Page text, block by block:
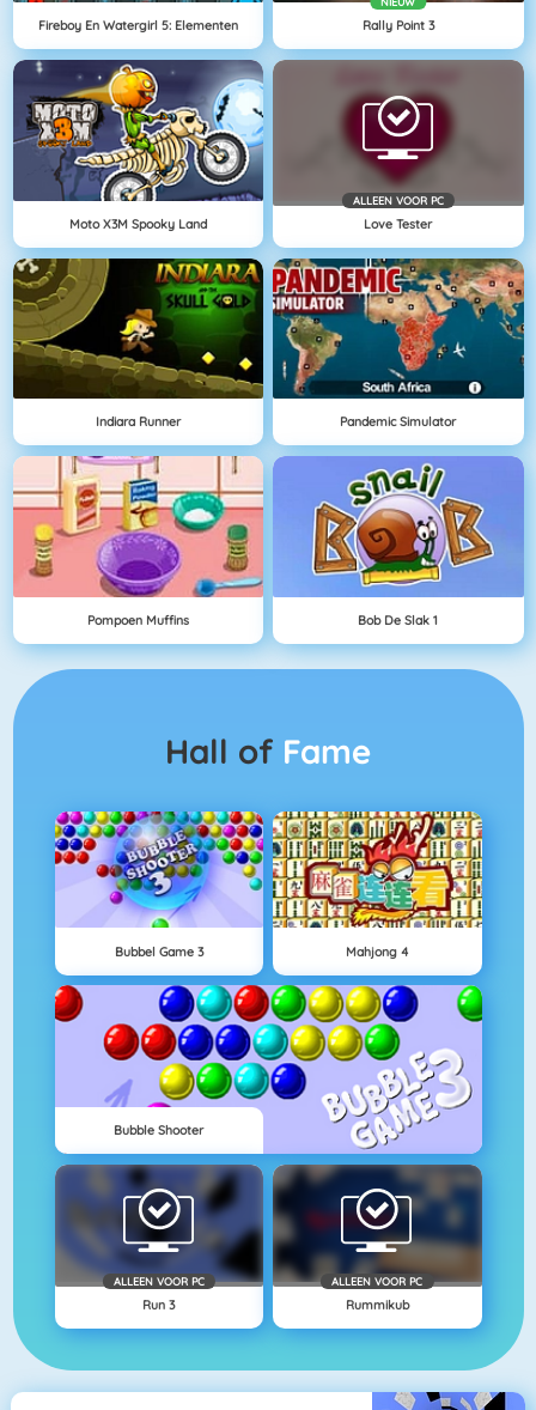
Fireboy En Watergirl 5: Elementen Rally Point 3
Moto X3M Spooky Land
ALLEEN VOOR PC
Love Tester
Indiara Runner Pandemic Simulator
Pompoen Muffins Bob De Slak 1
Hall of Fame
Bubbel Game 3 Mahjong 4
Bubble Shooter
ALLEEN VOOR PC
Run 3
ALLEEN VOOR PC
Rummikub